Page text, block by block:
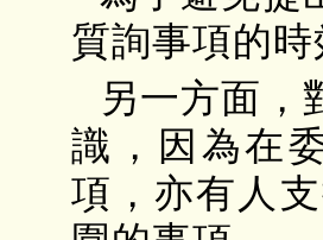
質詢事項的
另一方面，
識，因為在
項，亦有人